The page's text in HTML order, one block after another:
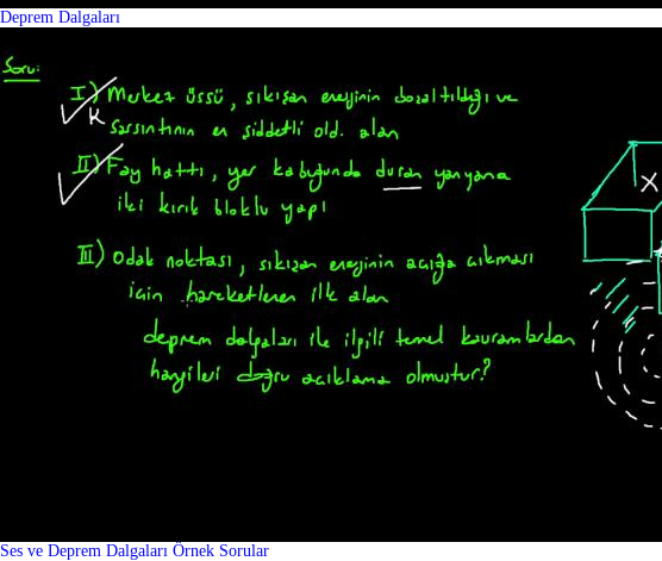
Deprem Dalgaları
Ses ve Deprem Dalgaları Örnek Sorular